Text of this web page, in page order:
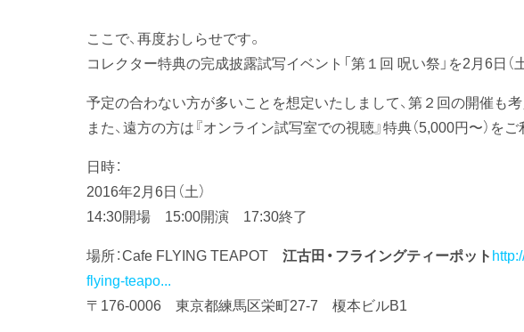
ここで、再度おしらせです。
コレクター特典の完成披露試写イベント「第１回 呪い祭」を2月6日（
予定の合わない方が多いことを想定いたしまして、第２回の開催も考
また、遠方の方は『オンライン試写室での視聴』特典（5,000円〜）をご
日時：
2016年2月6日（土）
14:30開場 15:00開演 17:30終了
場所：Cafe FLYING TEAPOT 江古田・フライングティーポット
flying-teapo...
〒176-0006 東京都練馬区栄町27-7 榎本ビルB1